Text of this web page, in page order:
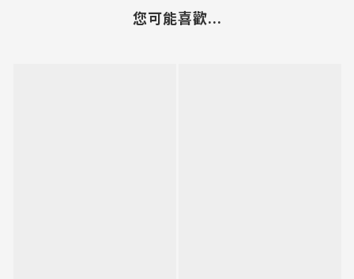
您可能喜歡...